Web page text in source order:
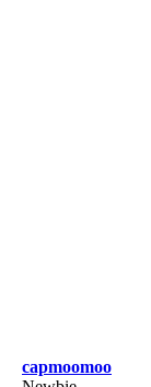
capmoomoo